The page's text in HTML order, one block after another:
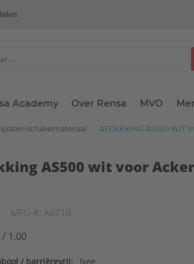
Academy Over Rensa MVO
schakelmateriaal AFDEKKING AS500 WIT
AS500 wit voor
MFG #: A071B
/ 1.00
/ barrièrevrij:
Nee